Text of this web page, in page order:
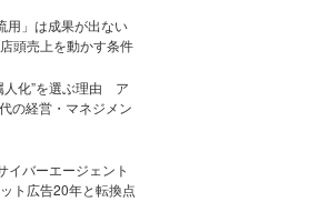
用」は成果が出ない
頭売上を動かす条件
人化”を選ぶ理由 ア
の経営・マネジメン
イバーエージェント
ト広告20年と転換点